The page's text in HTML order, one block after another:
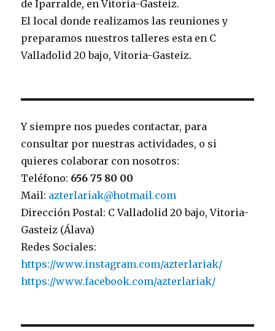
de Iparralde, en Vitoria-Gasteiz.
El local donde realizamos las reuniones y
preparamos nuestros talleres esta en C
Valladolid 20 bajo, Vitoria-Gasteiz.
Y siempre nos puedes contactar, para
consultar por nuestras actividades, o si
quieres colaborar con nosotros:
Teléfono: 656 75 80 00
Mail: azterlariak@hotmail.com
Dirección Postal: C Valladolid 20 bajo, Vitoria-
Gasteiz (Álava)
Redes Sociales:
https://www.instagram.com/azterlariak/
https://www.facebook.com/azterlariak/